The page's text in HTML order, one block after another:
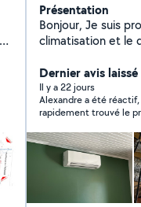
Présentation
Bonjour, Je suis professionnel dans l'installation de
climatisation et le
systèmes de
professionnels.
diagnostiquer les
garantir le bon
Je suis
types de travaux
de fuites,
et entretien
Dernier avis
Il y a 22 jours
Alexandre a été
rapidement trouvé le
plaisir.